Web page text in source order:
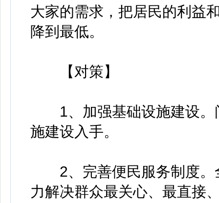
大家的需求，把居民的利益
降到最低。
【对策】
1、加强基础设施建设。
施建设入手。
2、完善便民服务制度。
力解决群众最关心、最直接